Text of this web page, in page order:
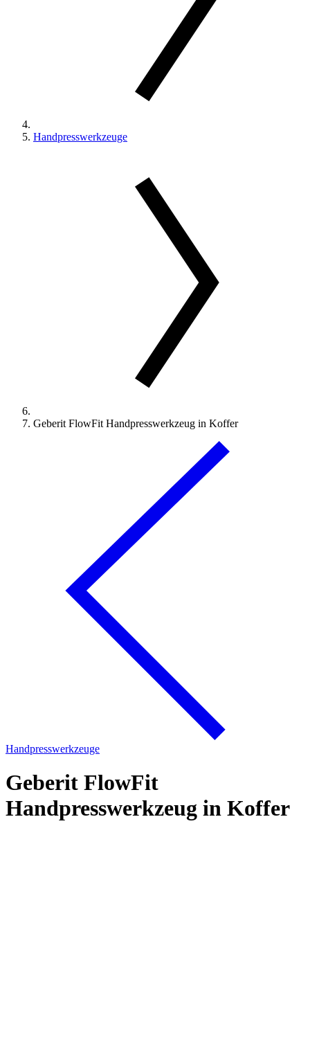
Handpresswerkzeuge
Geberit FlowFit Handpresswerkzeug in Koffer
Handpresswerkzeuge
Geberit FlowFit
Handpresswerkzeug in Koffer